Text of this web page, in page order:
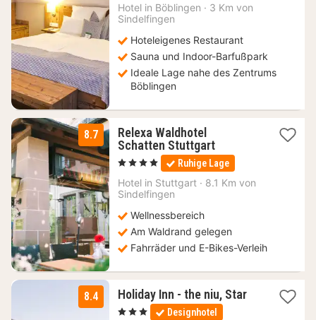
Nächte
ab
€
Hotel in Böblingen · 3 Km von
Sindelfingen
Hoteleigenes Restaurant
Sauna und Indoor-Barfußpark
Ideale Lage nahe des Zentrums
Böblingen
8.7
Relexa Waldhotel
Schatten Stuttgart1
Nacht
ab
112,50
, 4 Sterne Ruhige Lage
Hotel in Stuttgart · 8.1 Km von
Sindelfingen
Wellnessbereich
Am Waldrand gelegen
Fahrräder und E-Bikes-Verleih
8.4 Holiday Inn - the niu, Star1
, 3 Sterne Designhotel